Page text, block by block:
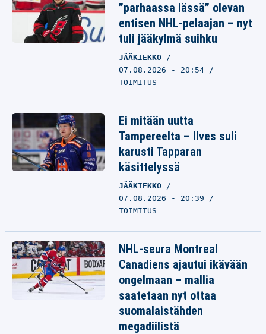
”parhaassa iässä” olevan
entisen NHL-pelaajan – nyt
tuli jääkylmä suihku
JÄÄKIEKKO
07.08.2026 - 20:54
TOIMITUS
Ei mitään uutta
Tampereelta – Ilves suli
karusti Tapparan
käsittelyssä
JÄÄKIEKKO
07.08.2026 - 20:39
TOIMITUS
NHL-seura Montreal
Canadiens ajautui ikävään
ongelmaan – mallia
saatetaan nyt ottaa
suomalaistähden
megadiilistä